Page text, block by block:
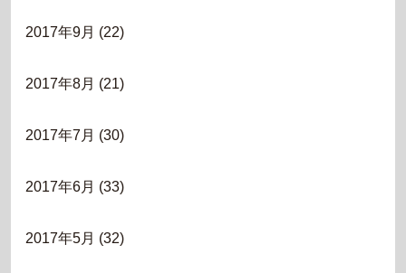
2017年9月 (22)
2017年8月 (21)
2017年7月 (30)
2017年6月 (33)
2017年5月 (32)